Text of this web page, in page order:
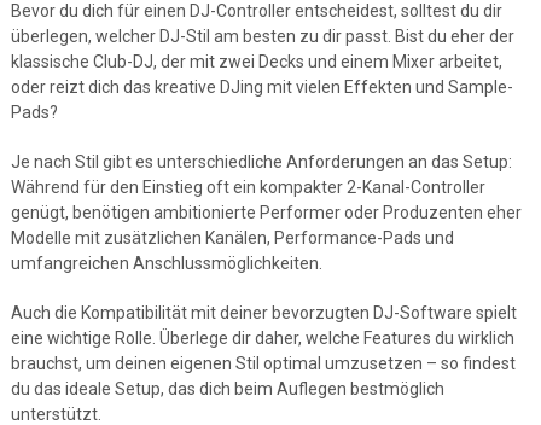
Bevor du dich für einen DJ-Controller entscheidest, solltest du dir
überlegen, welcher DJ-Stil am besten zu dir passt. Bist du eher der
klassische Club-DJ, der mit zwei Decks und einem Mixer arbeitet,
oder reizt dich das kreative DJing mit vielen Effekten und Sample-
Pads?
Je nach Stil gibt es unterschiedliche Anforderungen an das Setup:
Während für den Einstieg oft ein kompakter 2-Kanal-Controller
genügt, benötigen ambitionierte Performer oder Produzenten eher
Modelle mit zusätzlichen Kanälen, Performance-Pads und
umfangreichen Anschlussmöglichkeiten.
Auch die Kompatibilität mit deiner bevorzugten DJ-Software spielt
eine wichtige Rolle. Überlege dir daher, welche Features du wirklich
brauchst, um deinen eigenen Stil optimal umzusetzen – so findest
du das ideale Setup, das dich beim Auflegen bestmöglich
unterstützt.